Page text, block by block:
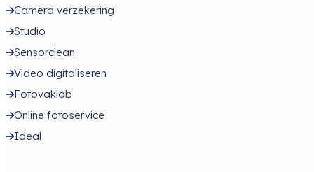
Camera verzekering
Studio
Sensorclean
Video digitaliseren
Fotovaklab
Online fotoservice
Ideal